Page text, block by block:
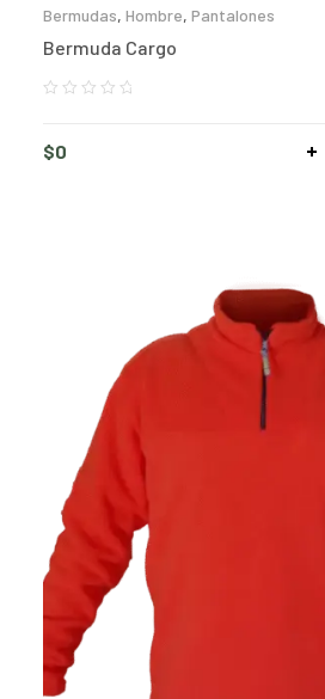
Bermudas, Hombre, Pantalones
Bermuda Cargo
$0